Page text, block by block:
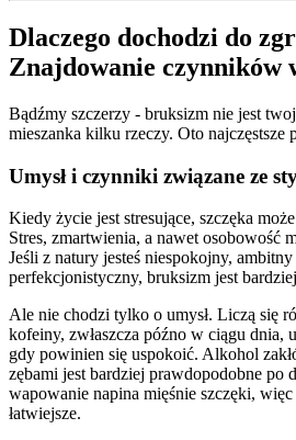
Dlaczego dochodzi do
Znajdowanie czynników
Bądźmy szczerzy - bruksizm nie jest
mieszanka kilku rzeczy. Oto najczęstsze
Umysł i czynniki związane ze
Kiedy życie jest stresujące, szczęka
Stres, zmartwienia, a nawet osobowość
Jeśli z natury jesteś niespokojny,
perfekcjonistyczny, bruksizm jest
Ale nie chodzi tylko o umysł. Liczą się
kofeiny, zwłaszcza późno w ciągu dnia,
gdy powinien się uspokoić. Alkohol
zębami jest bardziej prawdopodobne po
wapowanie napina mięśnie szczęki,
łatwiejsze.